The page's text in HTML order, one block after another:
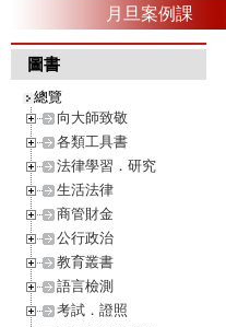
月旦案例課
圖書
總覽
向大師致敬
各類工具書
法律學習．研究
生活法律
商管財金
公行政治
教育叢書
語言檢測
考試．證照